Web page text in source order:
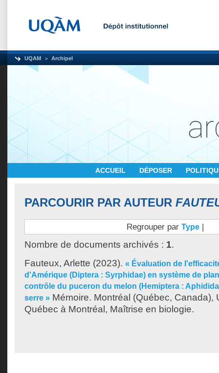
UQAM Archipel
ACCUEIL DÉPOSER
PARCOURIR PAR AUTEUR
Regrouper par Type |
Nombre de documents archivés : 1.
Fauteux, Arlette (2023). « Évaluation de
d'Amérique (Diptera : Syrphidae) en système de
contrôle du puceron du melon (Hemiptera :
serre » Mémoire. Montréal (Québec, Canada),
Québec à Montréal, Maîtrise en biologie.